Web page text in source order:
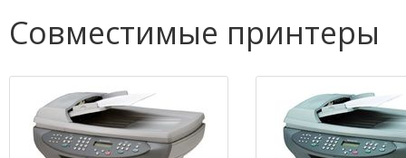
Совместимые принтеры